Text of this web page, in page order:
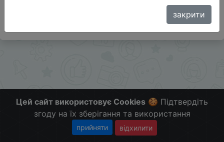
t.me/ChinaGoodBuy
Цей сайт використовує Cookies 🍪 Підтвердіть
згоду на їх зберігання та використання
прийняти відхилити
закрити